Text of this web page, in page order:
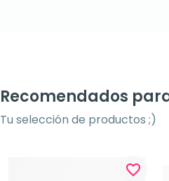
Recomendados
Tu selección de productos ;)
favorite_border